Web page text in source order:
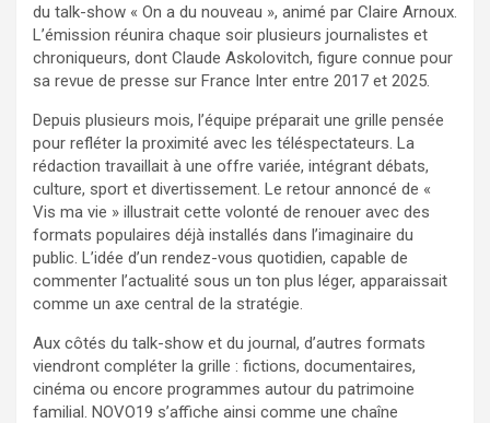
du talk-show « On a du nouveau », animé par Claire Arnoux.
L’émission réunira chaque soir plusieurs journalistes et
chroniqueurs, dont Claude Askolovitch, figure connue pour
sa revue de presse sur France Inter entre 2017 et 2025.
Depuis plusieurs mois, l’équipe préparait une grille pensée
pour refléter la proximité avec les téléspectateurs. La
rédaction travaillait à une offre variée, intégrant débats,
culture, sport et divertissement. Le retour annoncé de «
Vis ma vie » illustrait cette volonté de renouer avec des
formats populaires déjà installés dans l’imaginaire du
public. L’idée d’un rendez-vous quotidien, capable de
commenter l’actualité sous un ton plus léger, apparaissait
comme un axe central de la stratégie.
Aux côtés du talk-show et du journal, d’autres formats
viendront compléter la grille : fictions, documentaires,
cinéma ou encore programmes autour du patrimoine
familial. NOVO19 s’affiche ainsi comme une chaîne